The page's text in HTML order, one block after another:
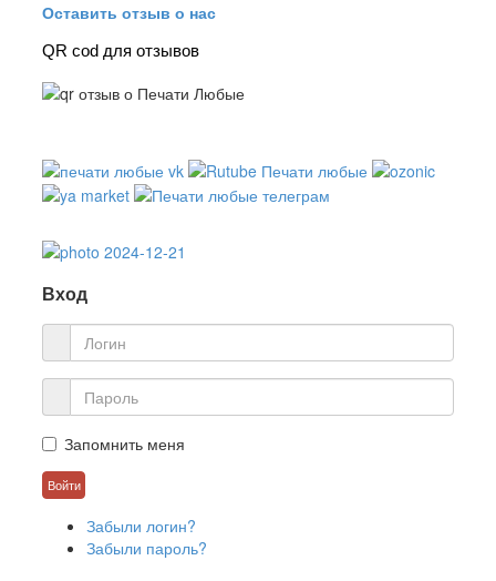
Оставить отзыв о нас
QR cod для отзывов
Вход
Запомнить меня
Забыли логин?
Забыли пароль?